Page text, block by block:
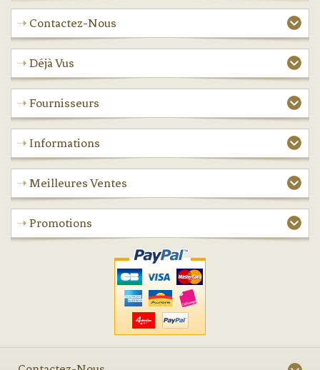
Contactez-Nous
Déjà Vus
Fournisseurs
Informations
Meilleures Ventes
Promotions